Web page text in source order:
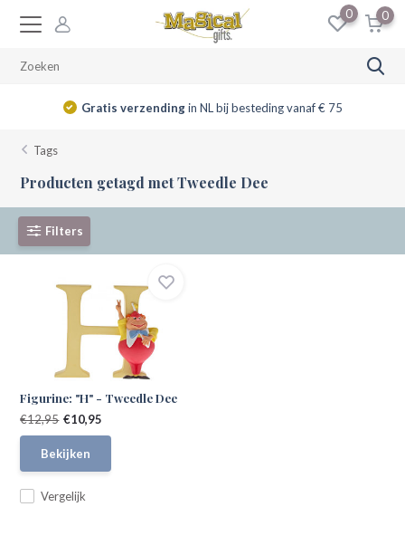
0 0
Gratis verzendingin NL bij besteding vanaf € 75
Tags
Producten getagd met Tweedle Dee
Filters
Figurine: "H" - Tweedle Dee
Vergelijk
€12,95 €10,95
Bekijken